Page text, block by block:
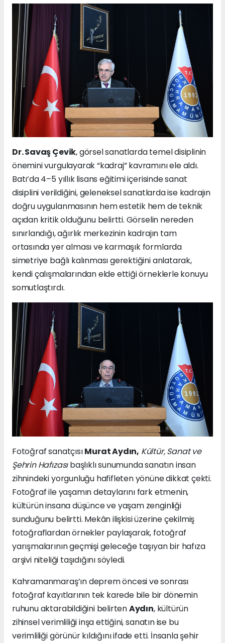
Dr. Savaş Çevik, görsel sanatlarda temel disiplinin
önemini vurgulayarak “kadraj” kavramını ele aldı.
Batı’da 4–5 yıllık lisans eğitimi içerisinde sanat
disiplini verildiğini, geleneksel sanatlarda ise kadrajın
doğru uygulanmasının hem estetik hem de teknik
açıdan kritik olduğunu belirtti. Görselin nereden
sınırlandığı, ağırlık merkezinin kadrajın tam
ortasında yer alması ve karmaşık formlarda
simetriye bağlı kalınması gerektiğini anlatarak,
kendi çalışmalarından elde ettiği örneklerle konuyu
somutlaştırdı.
Fotoğraf sanatçısıMurat Aydın, Kültür, Sanat ve
Şehrin Hafızasıbaşlıklı sunumunda sanatın insan
zihnindeki yorgunluğu hafifleten yönüne dikkat çekti.
Fotoğraf ile yaşamın detaylarını fark etmenin,
kültürün insana düşünce ve yaşam zenginliği
sunduğunu belirtti. Mekân ilişkisi üzerine çekilmiş
fotoğraflardan örnekler paylaşarak, fotoğraf
yarışmalarının geçmişi geleceğe taşıyan bir hafıza
arşivi niteliği taşıdığını söyledi.
Kahramanmaraş’ın deprem öncesi ve sonrası
fotoğraf kayıtlarının tek karede bile bir dönemin
ruhunu aktarabildiğini belirtenAydın, kültürün
zihinsel verimliliği inşa ettiğini, sanatın ise bu
verimliliği görünür kıldığını ifade etti. İnsanla şehir